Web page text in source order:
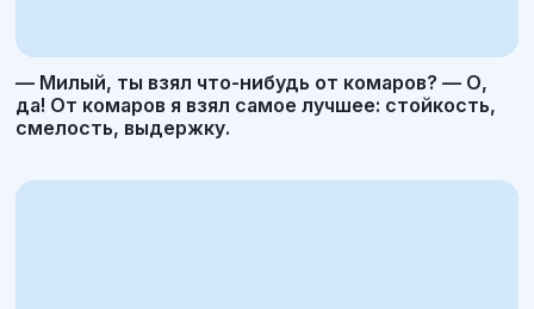
— Милый, ты взял что-нибудь от комаров? — О,
да! От комаров я взял самое лучшее: стойкость,
смелость, выдержку.